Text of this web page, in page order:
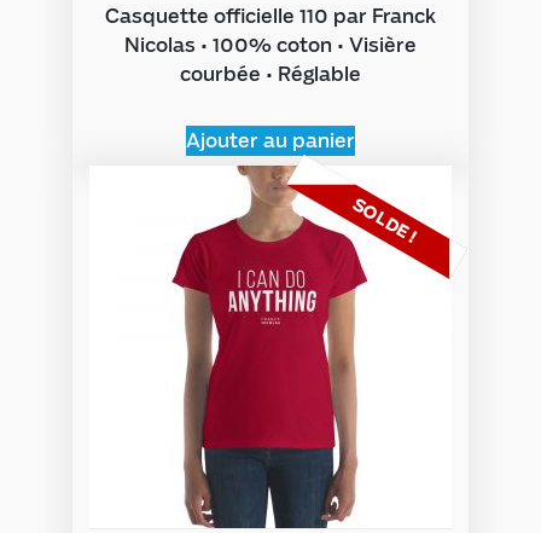
Casquette officielle 110 par Franck
Nicolas • 100% coton • Visière
courbée • Réglable
Ajouter au panier
SOLDE !